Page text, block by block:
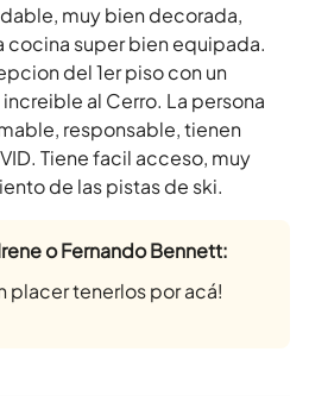
muy bien decorada,
cocina super bien equipada.
del 1er piso con un
al Cerro. La persona
responsable, tienen
Tiene facil acceso, muy
de las pistas de ski.
o Fernando Bennett:
placer tenerlos por acá!